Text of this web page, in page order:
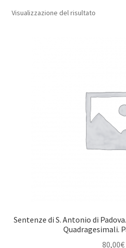
Cassa
Visualizzazione del risultato
Sentenze di S. Antonio di
Quadragesimali.
80,00€